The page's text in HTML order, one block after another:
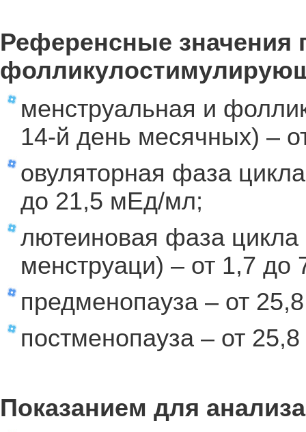
Референсные значения
менструальная и
14-й день месячных) –
овуляторная фаза
до 21,5 мЕд/мл;
лютеиновая фаза цикла
менструаци) – от 1,7
предменопауза – от
постменопауза – от
Показанием для